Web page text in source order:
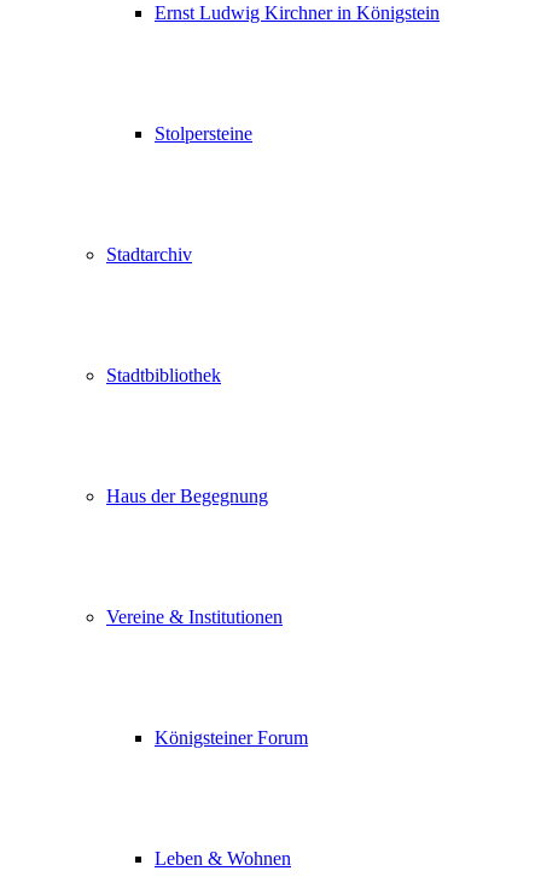
Ernst Ludwig Kirchner in Königstein
Stolpersteine
Stadtarchiv
Stadtbibliothek
Haus der Begegnung
Vereine & Institutionen
Königsteiner Forum
Leben & Wohnen